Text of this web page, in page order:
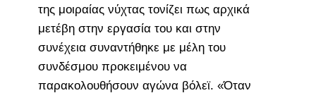
της μοιραίας νύχτας τονίζει πως αρχικά
μετέβη στην εργασία του και στην
συνέχεια συναντήθηκε με μέλη του
συνδέσμου προκειμένου να
παρακολουθήσουν αγώνα βόλεϊ. «Όταν